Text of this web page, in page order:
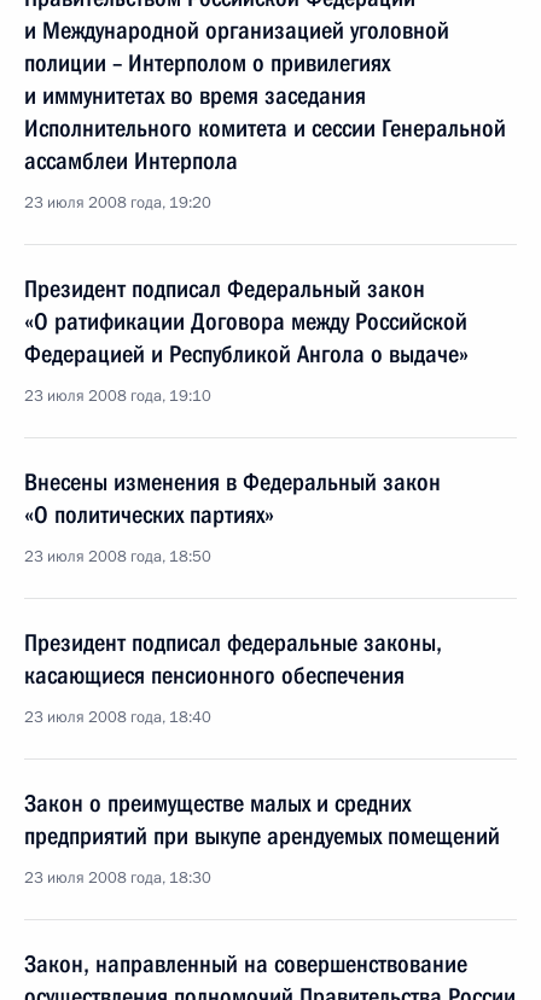
и Международной организацией уголовной
полиции – Интерполом о привилегиях
и иммунитетах во время заседания
Исполнительного комитета и сессии Генеральной
ассамблеи Интерпола
23 июля 2008 года, 19:20
Президент подписал Федеральный закон
«О ратификации Договора между Российской
Федерацией и Республикой Ангола о выдаче»
23 июля 2008 года, 19:10
Внесены изменения в Федеральный закон
«О политических партиях»
23 июля 2008 года, 18:50
Президент подписал федеральные законы,
касающиеся пенсионного обеспечения
23 июля 2008 года, 18:40
Закон о преимуществе малых и средних
предприятий при выкупе арендуемых помещений
23 июля 2008 года, 18:30
Закон, направленный на совершенствование